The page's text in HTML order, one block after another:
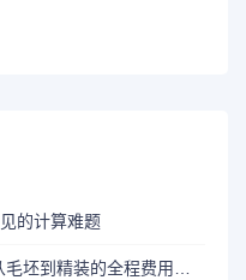
的计算难题
2025年装修预算终极指南：从毛坯到精装的全程费用解析